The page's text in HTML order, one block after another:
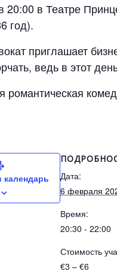
в Театре
год).
приглашает
ведь в этот
романтическая
Дата:
6 февраля
Время:
20:30 - 22:00
Стоимость
€3 – €6